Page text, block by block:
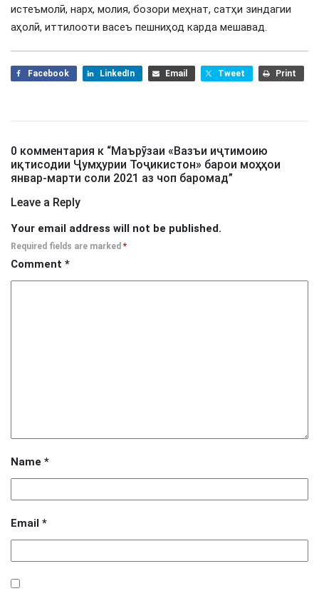
истеъмолӣ, нарх, молия, бозори меҳнат, сатҳи зиндагии
аҳолӣ, иттилооти васеъ пешниҳод карда мешавад.
Facebook LinkedIn Email Tweet Print
0 комментария к “Маърӯзаи «Вазъи иҷтимоию
иқтисодии Ҷумҳурии Тоҷикистон» барои моҳҳои
январ-марти соли 2021 аз чоп баромад”
Leave a Reply
Your email address will not be published.
Required fields are marked *
Comment *
Name *
Email *